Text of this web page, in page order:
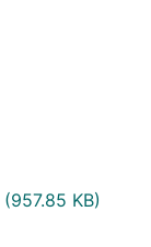
(957.85 KB)